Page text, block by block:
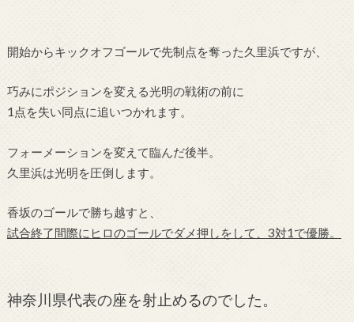
開始からキックオフゴールで先制点を奪った久里浜ですが、
巧みにポジションを変える光明の戦術の前に
1点を失い同点に追いつかれます。
フォーメーションを変えて臨んだ後半。
久里浜は光明を圧倒します。
香坂のゴールで勝ち越すと、
試合終了間際にヒロのゴールでダメ押しをして、3対1で優勝。
神奈川県代表の座を射止めるのでした。